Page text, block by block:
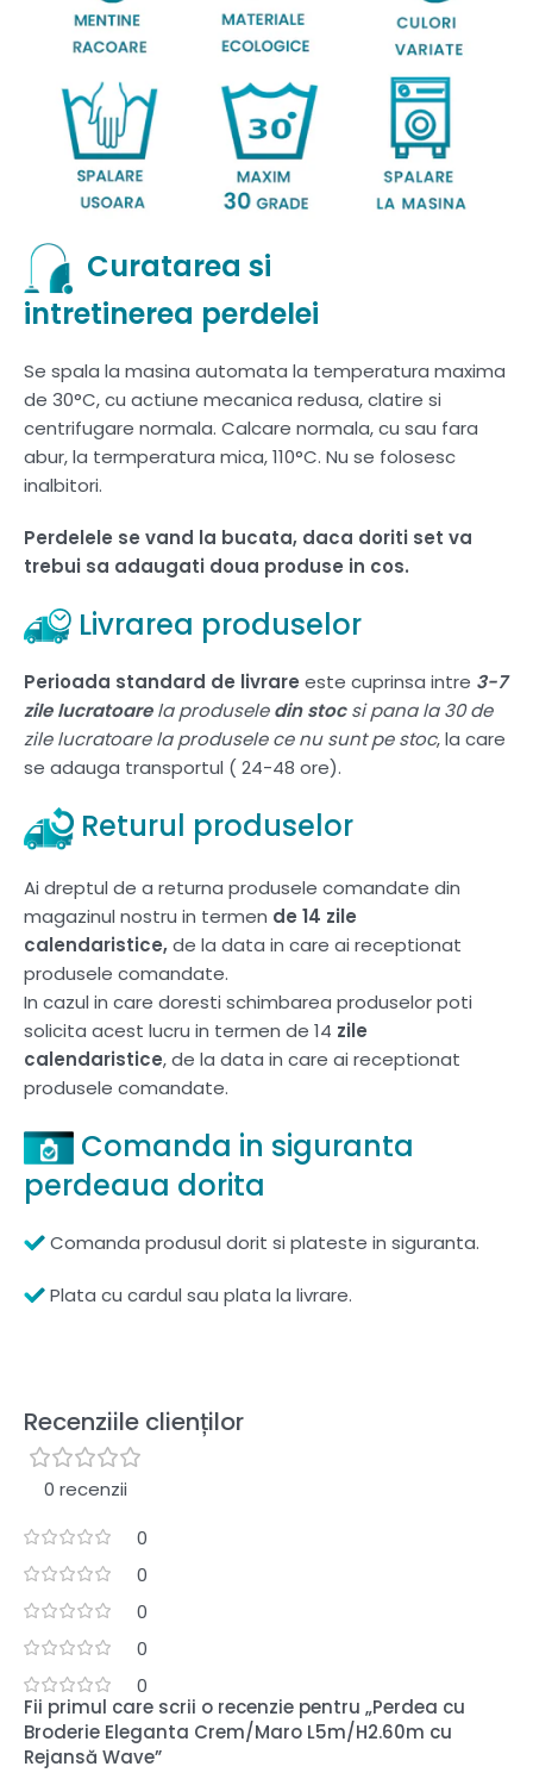
Curatarea si
intretinerea perdelei
Se spala la masina automata la temperatura maxima
de 30°C, cu actiune mecanica redusa, clatire si
centrifugare normala. Calcare normala, cu sau fara
abur, la termperatura mica, 110°C. Nu se folosesc
inalbitori.
Perdelele se vand la bucata, daca doriti set va
trebui sa adaugati doua produse in cos.
Livrarea produselor
Perioada standard de livrare este cuprinsa intre 3-7
zile lucratoarela produseledin stocsi pana la 30 de
zile lucratoare la produsele ce nu sunt pe stoc, la care
se adauga transportul ( 24-48 ore).
Returul produselor
Ai dreptul de a returna produsele comandate din
magazinul nostru in termen de 14 zile
calendaristice,de la data in care ai receptionat
produsele comandate.
In cazul in care doresti schimbarea produselor poti
solicita acest lucru in termen de 14 zile
calendaristice, de la data in care ai receptionat
produsele comandate.
Comanda in siguranta
perdeaua dorita
Comanda produsul dorit si plateste in siguranta.
Plata cu cardul sau plata la livrare.
Recenziile clienților
0 recenzii
0
0
0
0
0
Fii primul care scrii o recenzie pentru „Perdea cu
Broderie Eleganta Crem/Maro L5m/H2.60m cu
Rejansă Wave”